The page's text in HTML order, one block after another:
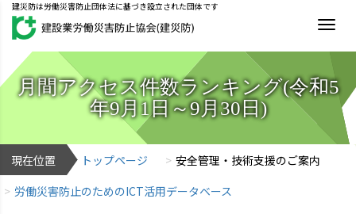
建災防は労働災害防止団体法に基づき設立された団体です
月間アクセス件数ランキング(令和5
年9月1日～9月30日)
現在位置 トップページ
安全管理・技術支援のご案内
労働災害防止のためのICT活用データベース